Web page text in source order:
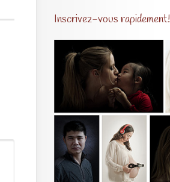
Inscrivez-vous rapidement!